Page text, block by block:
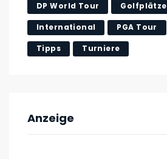
DP World Tour Golfplätze
International PGA Tour
Tipps Turniere
Anzeige